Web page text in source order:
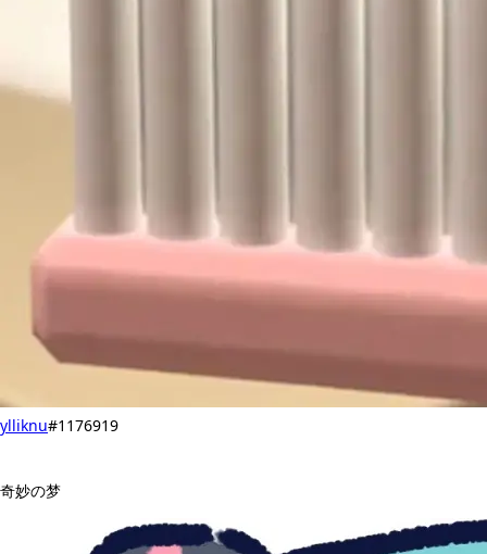
ylliknu#1176919
奇妙の梦